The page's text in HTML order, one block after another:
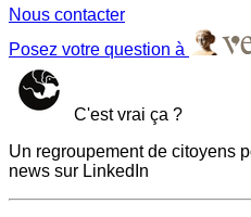
Nous contacter
Posez votre question à
C'est vrai ça ?
Un regroupement de citoyens
news sur LinkedIn